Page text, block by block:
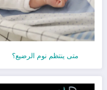
متى ينتظم نوم الرضيع؟